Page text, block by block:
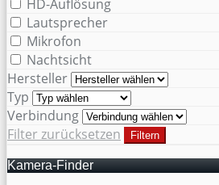
HD-Auflösung
Lautsprecher
Mikrofon
Nachtsicht
Hersteller
Typ
Verbindung
Filter zurücksetzen
Filtern
Kamera-Finder